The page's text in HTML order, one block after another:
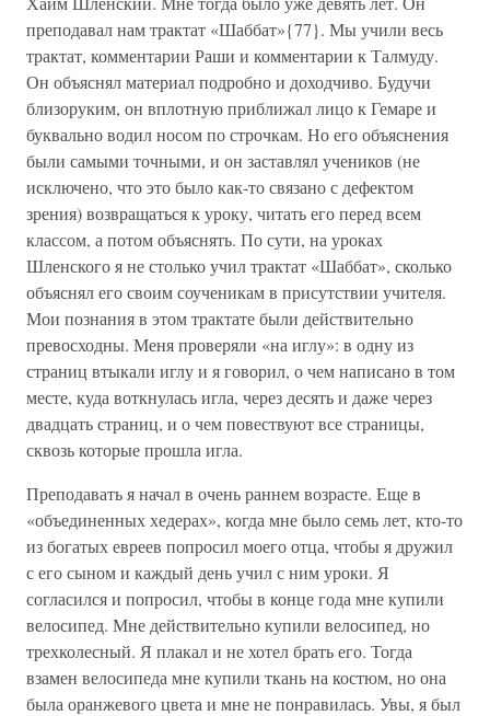
преподавал нам трактат «Шаббат»{77}. Мы учили весь
трактат, комментарии Раши и комментарии к Талмуду.
Он объяснял материал подробно и доходчиво. Будучи
близоруким, он вплотную приближал лицо к Гемаре и
буквально водил носом по строчкам. Но его объяснения
были самыми точными, и он заставлял учеников (не
исключено, что это было как-то связано с дефектом
зрения) возвращаться к уроку, читать его перед всем
классом, а потом объяснять. По сути, на уроках
Шленского я не столько учил трактат «Шаббат», сколько
объяснял его своим соученикам в присутствии учителя.
Мои познания в этом трактате были действительно
превосходны. Меня проверяли «на иглу»: в одну из
страниц втыкали иглу и я говорил, о чем написано в том
месте, куда воткнулась игла, через десять и даже через
двадцать страниц, и о чем повествуют все страницы,
сквозь которые прошла игла.
Преподавать я начал в очень раннем возрасте. Еще в
«объединенных хедерах», когда мне было семь лет, кто-то
из богатых евреев попросил моего отца, чтобы я дружил
с его сыном и каждый день учил с ним уроки. Я
согласился и попросил, чтобы в конце года мне купили
велосипед. Мне действительно купили велосипед, но
трехколесный. Я плакал и не хотел брать его. Тогда
взамен велосипеда мне купили ткань на костюм, но она
была оранжевого цвета и мне не понравилась. Увы, я был